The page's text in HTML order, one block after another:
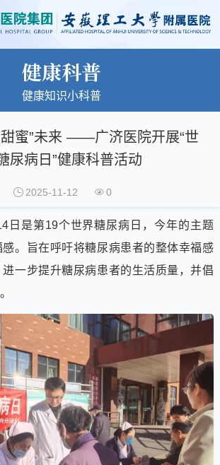
健康科普
健康知识小科普
甜蜜”未来 ——广济医院开展“世
尿病日”健康科普活动
2025-11-12 0
日是第19个世界糖尿病日，今年的主题
。旨在呼吁将糖尿病患者的整体幸福感
一步提升糖尿病患者的生活质量，并倡